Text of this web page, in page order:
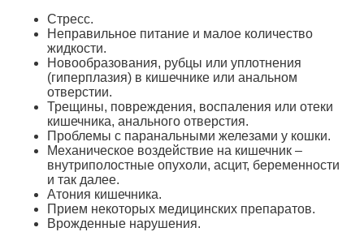
Стресс.
Неправильное питание и малое количество
жидкости.
Новообразования, рубцы или уплотнения
(гиперплазия) в кишечнике или анальном
отверстии.
Трещины, повреждения, воспаления или отеки
кишечника, анального отверстия.
Проблемы с паранальными железами у кошки.
Механическое воздействие на кишечник –
внутриполостные опухоли, асцит, беременности
и так далее.
Атония кишечника.
Прием некоторых медицинских препаратов.
Врожденные нарушения.